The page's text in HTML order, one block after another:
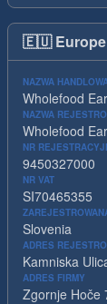
🇪🇺 Europe
NAZWA
Wholefood
NAZWA
Wholefood
NR
9450327000
NR VAT
SI70465355
Slovenia
ADRES
Kamniska
ADRES FIRMY
Zgornje Hoče